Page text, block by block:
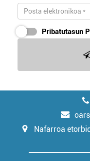
Pribatutasun
Nafarroa